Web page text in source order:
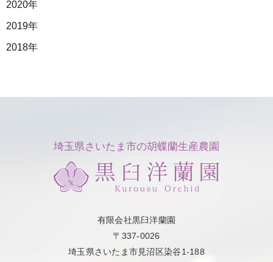
2020年
2019年
2018年
埼玉県さいたま市の胡蝶蘭生産農園
有限会社黒臼洋蘭園
〒337-0026
埼玉県さいたま市見沼区染谷1-188